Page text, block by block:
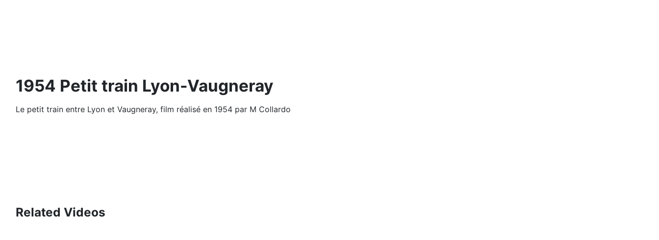
1954 Petit train Lyon-Vaugneray
Le petit train entre Lyon et Vaugneray, film réalisé en 1954 par M Collardo
Related Videos